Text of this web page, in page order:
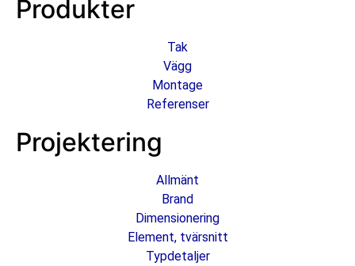
Produkter
Tak
Vägg
Montage
Referenser
Projektering
Allmänt
Brand
Dimensionering
Element, tvärsnitt
Typdetaljer